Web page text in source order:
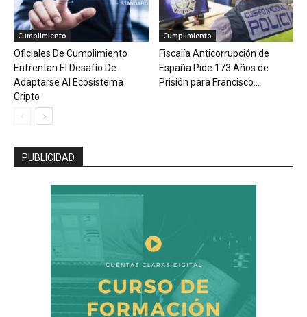
Cumplimiento
Oficiales De Cumplimiento
Enfrentan El Desafío De
Adaptarse Al Ecosistema
Cripto
Cumplimiento
Fiscalía Anticorrupción de
España Pide 173 Años de
Prisión para Francisco...
PUBLICIDAD